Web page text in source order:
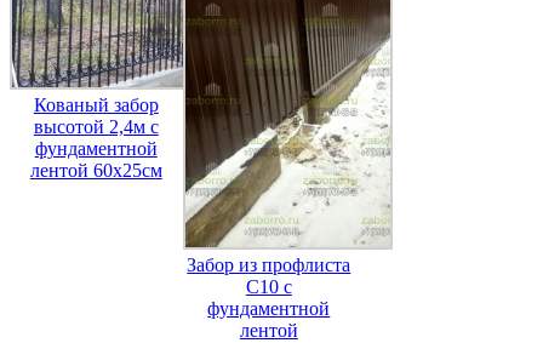
Кованый забор
высотой 2,4м с
фундаментной
лентой 60х25см
Забор из профлиста
С10 с
фундаментной
лентой